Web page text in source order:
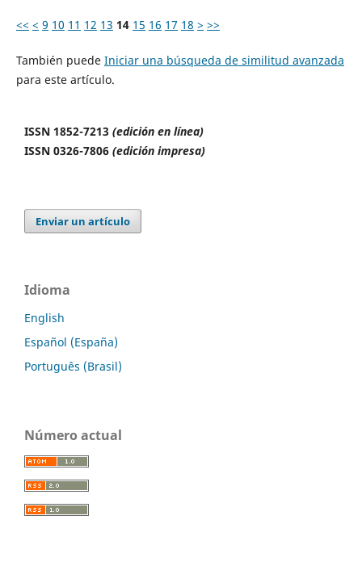
<< < 9 10 11 12 13 14 15 16 17 18 > >>
También puede Iniciar una búsqueda de similitud avanzada
para este artículo.
ISSN 1852-7213 (edición en línea)
ISSN 0326-7806 (edición impresa)
Enviar un artículo
Idioma
English
Español (España)
Português (Brasil)
Número actual